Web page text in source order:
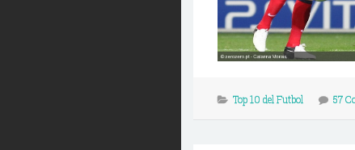
Top 10 del Futbol 57